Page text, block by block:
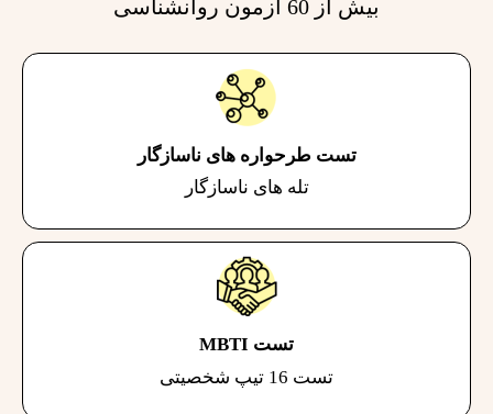
بیش از 60 آزمون روانشناسی
تست طرحواره های ناسازگار
تله های ناسازگار
تست MBTI
تست 16 تیپ شخصیتی